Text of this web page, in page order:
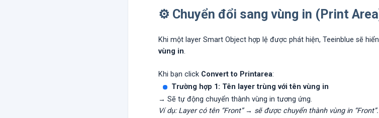
⚙️ Chuyển đổi sang vùng in (Print
Khi một layer Smart Object hợp lệ được phát hiện, Teeinblue sẽ
vùng in.
Khi bạn click Convert to Printarea:
Trường hợp 1: Tên layer trùng với tên vùng in
→ Sẽ tự động chuyển thành vùng in tương ứng.
Ví dụ: Layer có tên “Front” → sẽ được chuyển thành vùng in “Front”.